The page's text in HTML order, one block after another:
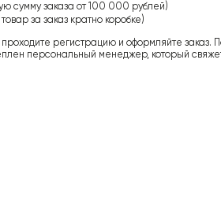
сумму заказа от 100 000 рублей)
за заказ кратно коробке)
регистрацию и оформляйте заказ.
персональный менеджер, который